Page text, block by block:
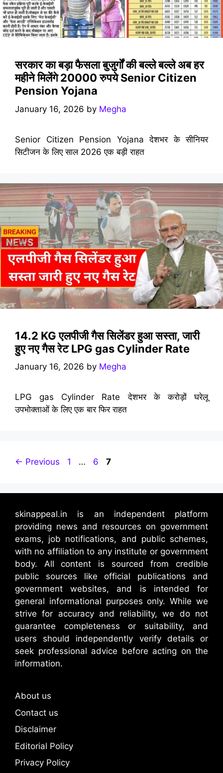
सरकार का बड़ा फैसला बुजुर्गों की बल्ले बल्ले अब हर
महीने मिलेंगे 20000 रुपये Senior Citizen
Pension Yojana
January 16, 2026 by Megha
Senior Citizen Pension Yojana देशभर के सीनियर
सिटीजन के लिए साल 2026 एक बड़ी राहत
14.2 KG एलपीजी गैस सिलेंडर हुआ सस्ता, जारी
हुए नए गैस रेट LPG gas Cylinder Rate
January 16, 2026 by Megha
LPG gas Cylinder Rate देशभर के करोड़ों घरेलू
उपभोक्ताओं के लिए एक बार फिर राहत
← Previous Page
1 … Page
6 Page
7
skinappeal.in is an independent platform
providing news and resources on government
exams, job notifications, and public schemes,
with no affiliation to any institute or government
body. All content is sourced from credible
public sources like official publications and
government websites, and is intended for
general informational purposes only. While we
strive for accuracy and reliability, we do not
guarantee completeness or suitability, and
users should independently verify details or
seek professional advice before acting on the
information.
About us
Contact us
Disclaimer
Editorial Policy
Privacy Policy